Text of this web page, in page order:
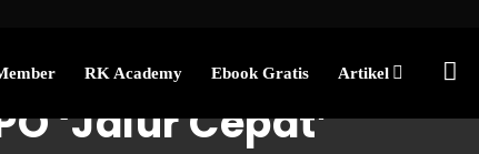
RK Academy Ebook Gratis Artikel
‘Jalur Cepat’